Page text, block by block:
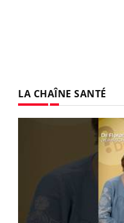
LA CHAÎNE SANTÉ